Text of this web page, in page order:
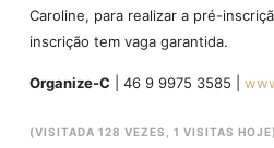
Caroline, para realizar a pré-
inscrição tem vaga garantida.
Organize-C | 46 9 9975 3585 |
(VISITADA 128 VEZES, 1 VISITAS HOJE)